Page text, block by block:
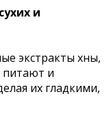
и
экстракты хны,
питают и
их гладкими,